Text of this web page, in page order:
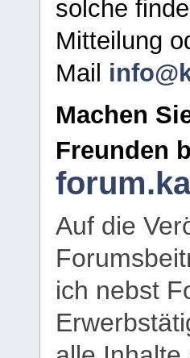
solche
Mitteilung
Mail
Machen
Freunden
Auf die
ich nebst